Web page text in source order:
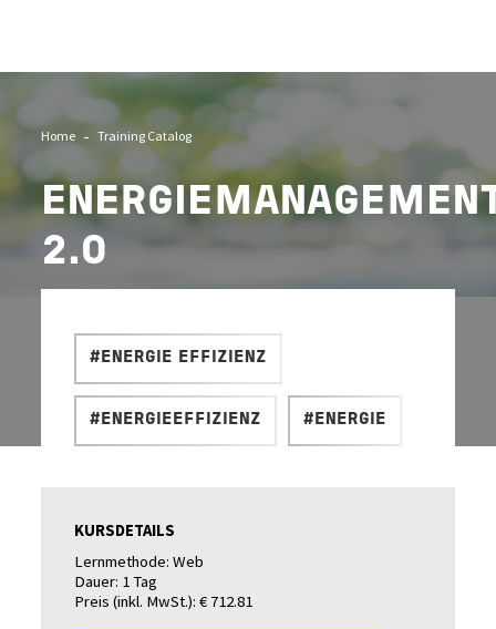
Home Training Catalog
2.0
#ENERGIE EFFIZIENZ
#ENERGIEEFFIZIENZ #ENERGIE
KURSDETAILS
Lernmethode:Web
Dauer: 1 Tag
Preis (inkl. MwSt.): € 712.81